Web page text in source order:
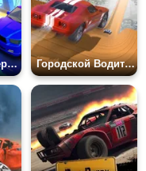
Автомобили Дерби Арена Городской Водитель: Уничтожить Машину